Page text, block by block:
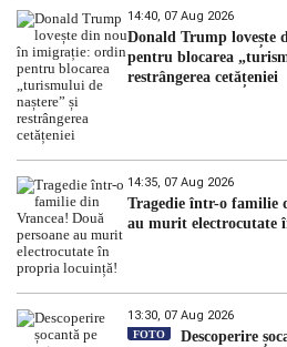
14:40, 07 Aug 2026
Donald Trump
pentru blocarea
restrângerea cetățeniei
14:35, 07 Aug 2026
Tragedie într-o familie
au murit electrocutate
13:30, 07 Aug 2026
FOTO
Descoperire